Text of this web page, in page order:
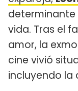
vida. Tras el
amor, la
cine vivió
incluyendo la